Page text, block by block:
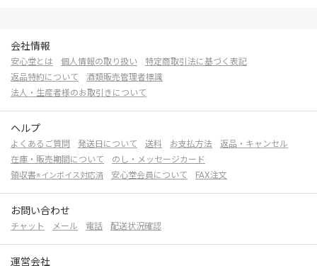
会社情報
安心堂とは 個人情報の取り扱い
特定商取引法に基づく表記
返品特約について
酒類販売管理者標識
法人・生産者様のお取引きについて
ヘルプ
よくあるご質問 発送日について 送料 お支払方法
返品・キャンセル
在庫・販売期間について
のし・メッセージカード
領収書※インボイス対応済 安心堂会員について FAX注文
お問い合わせ
チャット メール 電話 配送状況確認
運営会社